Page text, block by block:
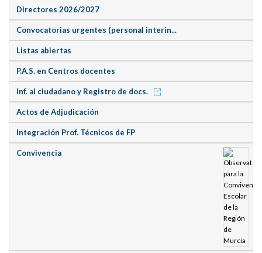
Directores 2026/2027
Convocatorias urgentes (personal interin...
Listas abiertas
P.A.S. en Centros docentes
Inf. al ciudadano y Registro de docs.
Actos de Adjudicación
Integración Prof. Técnicos de FP
Convivencia